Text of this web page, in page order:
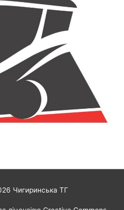
Чигиринська ТГ